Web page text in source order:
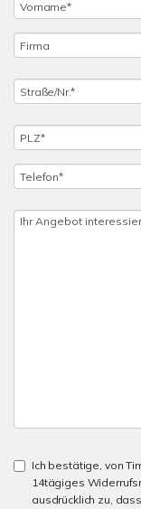
Ich bestätige, von
14tägiges
ausdrücklich zu,